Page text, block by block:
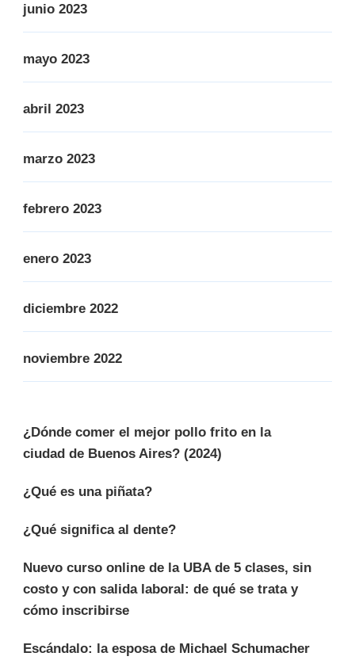
junio 2023
mayo 2023
abril 2023
marzo 2023
febrero 2023
enero 2023
diciembre 2022
noviembre 2022
¿Dónde comer el mejor pollo frito en la
ciudad de Buenos Aires? (2024)
¿Qué es una piñata?
¿Qué significa al dente?
Nuevo curso online de la UBA de 5 clases, sin
costo y con salida laboral: de qué se trata y
cómo inscribirse
Escándalo: la esposa de Michael Schumacher